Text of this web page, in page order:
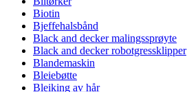
Biotin
Bjeffehalsbånd
Black and decker malingssprøyte
Black and decker robotgressklipper
Blandemaskin
Bleiebøtte
Bleiking av hår